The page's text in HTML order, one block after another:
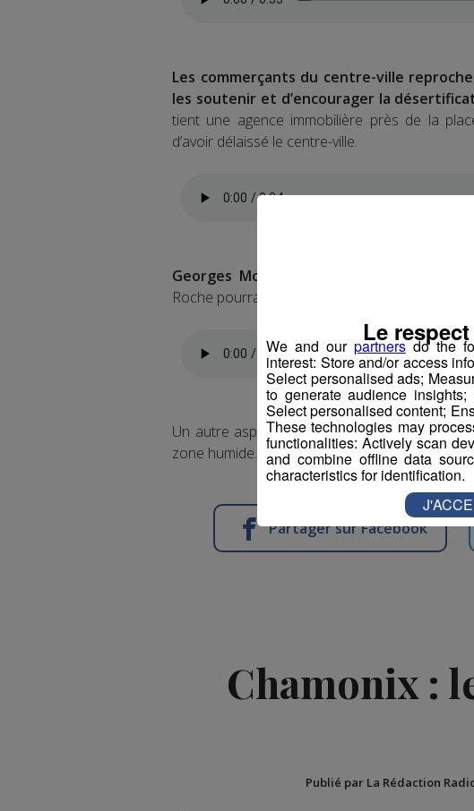
Les commerçants du centre-ville
les soutenir et d’encourager la
tient une agence immobilière près de la
d’avoir délaissé le centre-ville.
Georges Morand leur répond : leur
Roche pourra, au contraire, attirer des
Un autre aspect a plombé ce projet : la
zone humide. Plusieurs recours avaient été
Partager sur Facebook
Chamonix :
Publié par La Rédaction
We and our partnersdo the
interest: Store and/or access
Select personalised ads;
to generate audience
Select personalised content;
These technologies may
functionalities: Actively scan
and combine offline data
characteristics for identification.
Le